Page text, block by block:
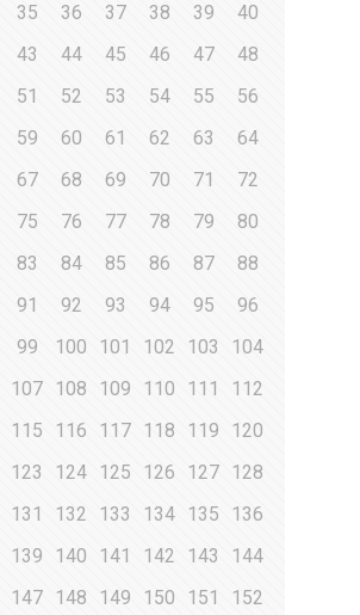
35 36 37 38 39
40
43 44 45 46 47
48
51 52 53 54 55
56
59 60 61 62 63
64
67 68 69 70 71
72
75 76 77 78 79
80
83 84 85 86 87
88
91 92 93 94 95
96
99 100 101 102 103
104
107 108 109 110 111
112
115 116 117 118 119
120
123 124 125 126 127 128
131 132 133 134 135
136
139 140 141 142 143
144
147 148 149 150 151
152